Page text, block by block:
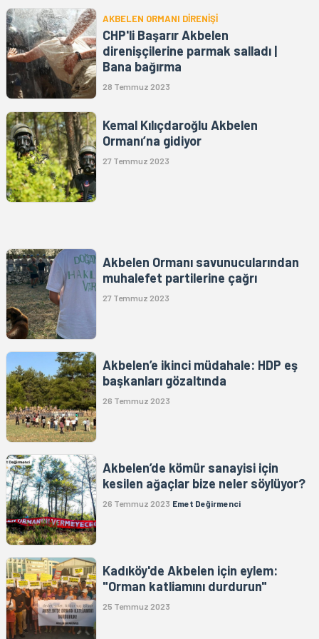
AKBELEN ORMANI DİRENİŞİ
CHP'li Başarır Akbelen
direnişçilerine parmak salladı |
Bana bağırma
28 Temmuz 2023
Kemal Kılıçdaroğlu Akbelen
Ormanı’na gidiyor
27 Temmuz 2023
Akbelen Ormanı savunucularından
muhalefet partilerine çağrı
27 Temmuz 2023
Akbelen’e ikinci müdahale: HDP eş
başkanları gözaltında
26 Temmuz 2023
Akbelen’de kömür sanayisi için
kesilen ağaçlar bize neler söylüyor?
26 Temmuz 2023 Emet Değirmenci
Kadıköy'de Akbelen için eylem:
"Orman katliamını durdurun"
25 Temmuz 2023